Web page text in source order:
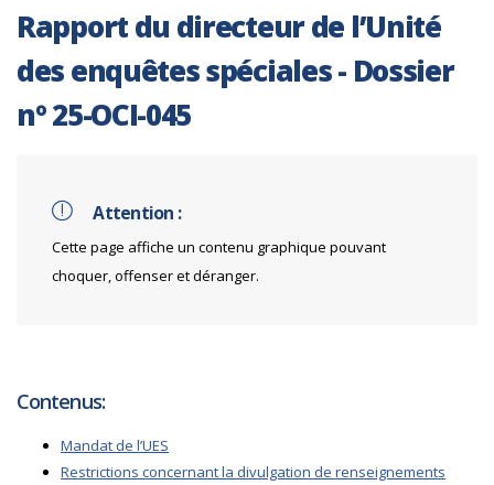
Rapport du directeur de l’Unité
des enquêtes spéciales - Dossier
nº 25-OCI-045
Attention :
Cette page affiche un contenu graphique pouvant
choquer, offenser et déranger.
Contenus:
Mandat de l’UES
Restrictions concernant la divulgation de renseignements